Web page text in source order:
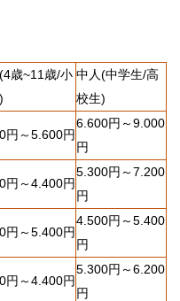
歳~11歳/小 中人(中学生/高
校生)
円～5.600円
6.600円～9.000
円
円～4.400円
5.300円～7.200
円
円～5.400円
4.500円～5.400
円
円～4.400円
5.300円～6.200
円